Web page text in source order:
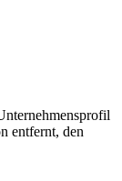
entfernt, den